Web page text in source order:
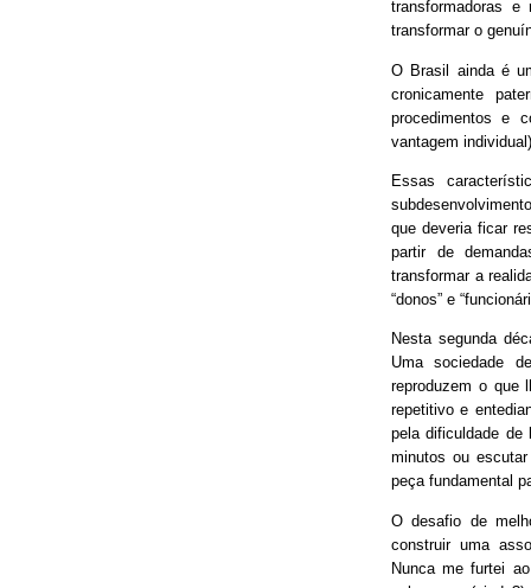
transformadoras
transformar o
O Brasil ainda é
cronicamente
procedimentos e
vantagem
Essas
que deveria ficar
partir de
transformar a
“donos” e
Nesta segunda
Uma sociedade
reproduzem o que
repetitivo e
pela dificuldade
minutos ou
peça fundamental
O desafio de
construir uma
Nunca me furtei